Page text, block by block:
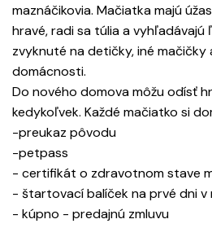
maznáčikovia. Mačiatka majú
hravé, radi sa túlia a vyhľadávajú
zvyknuté na detičky, iné mačičky
domácnosti.
Do nového domova môžu odísť
kedykoľvek. Každé mačiatko si
-preukaz pôvodu
-petpass
- certifikát o zdravotnom stave
- štartovací balíček na prvé dni v
- kúpno - predajnú zmluvu